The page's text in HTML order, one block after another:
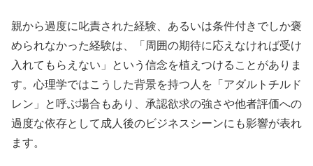
親から過度に叱責された経験、あるいは条件付きでしか褒
められなかった経験は、「周囲の期待に応えなければ受け
入れてもらえない」という信念を植えつけることがありま
す。心理学ではこうした背景を持つ人を「アダルトチルド
レン」と呼ぶ場合もあり、承認欲求の強さや他者評価への
過度な依存として成人後のビジネスシーンにも影響が表れ
ます。